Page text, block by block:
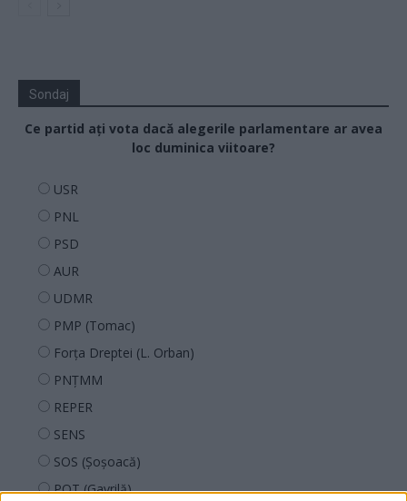
Sondaj
Ce partid ați vota dacă alegerile parlamentare ar avea
loc duminica viitoare?
USR
PNL
PSD
AUR
UDMR
PMP (Tomac)
Forța Dreptei (L. Orban)
PNȚMM
REPER
SENS
SOS (Șoșoacă)
POT (Gavrilă)